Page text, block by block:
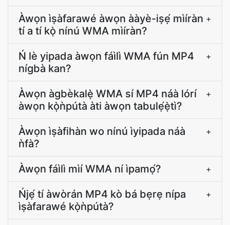
Àwọn ìṣàfarawé àwọn ààyè-iṣẹ́ mìíràn
tí a tí kọ̀ nínú WMA mìíràn?
+
Ń lè yipada àwọn fáìlì WMA fún MP4
nígbà kan?
+
Àwọn àgbèkalẹ̀ WMA sí MP4 náà lórí
àwọn kọ̀ǹpútà àti àwọn tabulẹ́ẹ̀tì?
+
Àwọn ìṣàfihàn wo nínú ìyipada náà
ǹfà?
+
Àwọn fáìlì mìí WMA ní ìpamọ́? +
Ńjẹ́ tí àwòrán MP4 kò bá bẹrẹ nípa
ìṣàfarawé kọ̀ǹpútà?
+